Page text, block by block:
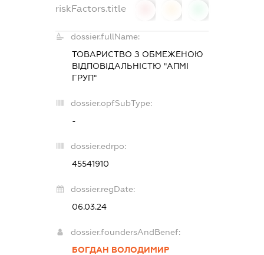
riskFactors.title
dossier.fullName:
ТОВАРИСТВО З ОБМЕЖЕНОЮ
ВІДПОВІДАЛЬНІСТЮ "АПМІ
ГРУП"
dossier.opfSubType:
-
dossier.edrpo:
45541910
dossier.regDate:
06.03.24
dossier.foundersAndBenef:
БОГДАН ВОЛОДИМИР